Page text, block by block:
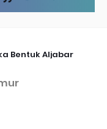
Bentuk Aljabar